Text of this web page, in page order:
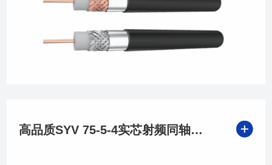
高品质SYV 75-5-4实芯射频同轴电缆，信号传输无忧